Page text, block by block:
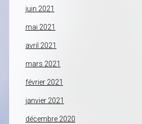
juin 2021
mai 2021
avril 2021
mars 2021
février 2021
janvier 2021
décembre 2020